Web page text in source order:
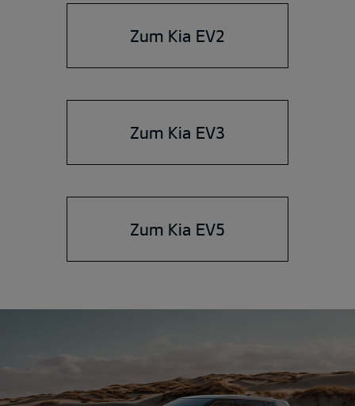
Zum Kia EV2
Zum Kia EV3
Zum Kia EV5